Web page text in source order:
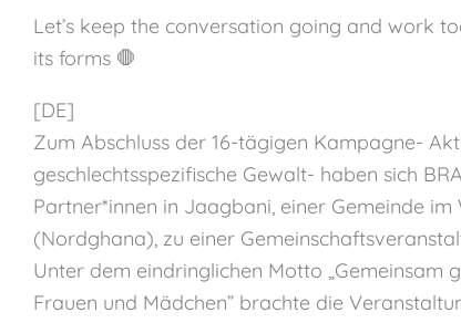
Let’s keep the conversation going and work
its forms 🛑
[DE]
Zum Abschluss der 16-tägigen Kampagne-
geschlechtsspezifische Gewalt- haben sich
Partner*innen in Jaagbani, einer Gemeinde
(Nordghana), zu einer
Unter dem eindringlichen Motto „Gemeinsam
Frauen und Mädchen” brachte die